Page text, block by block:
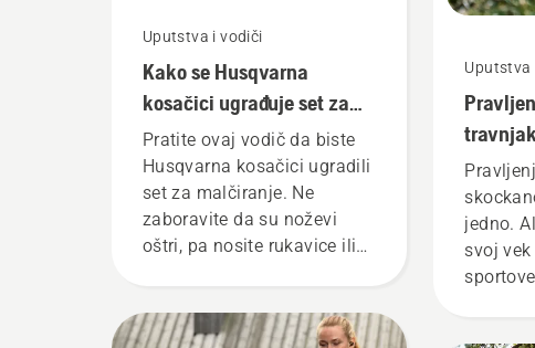
Uputstva i vodiči
Kako se Husqvarna
kosačici ugrađuje set za
malčiranje
Pratite ovaj vodič da biste
Husqvarna kosačici ugradili
set za malčiranje. Ne
zaboravite da su noževi
oštri, pa nosite rukavice ili
Uputstva
jedno.
svoj